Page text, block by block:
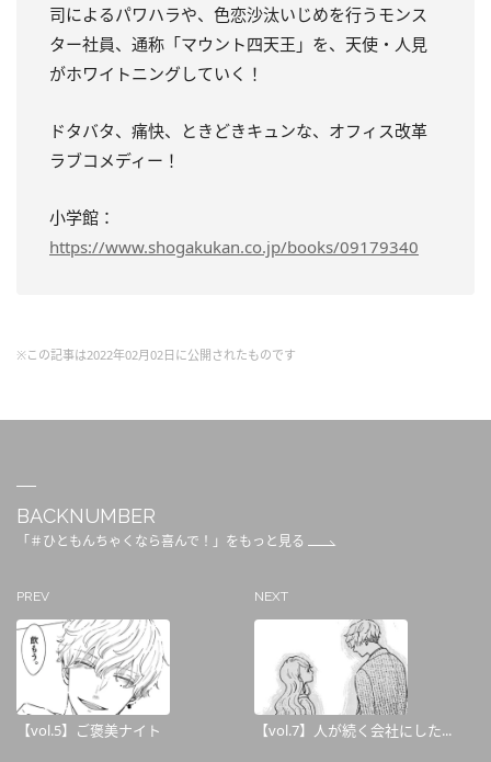
司によるパワハラや、色恋沙汰いじめを行うモンス
ター社員、通称「マウント四天王」を、天使・人見
がホワイトニングしていく！
ドタバタ、痛快、ときどきキュンな、オフィス改革
ラブコメディー！
小学館：
https://www.shogakukan.co.jp/books/09179340
※この記事は2022年02月02日に公開されたものです
BACKNUMBER
「＃ひともんちゃくなら喜んで！」をもっと見る
PREV
【vol.5】ご褒美ナイト
NEXT
【vol.7】人が続く会社にした...